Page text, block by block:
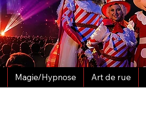
Magie/Hypnose Art de rue